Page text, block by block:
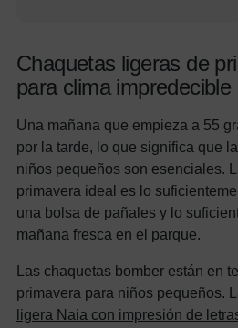
Chaquetas ligeras de
para clima impredecible
Una mañana que empieza a 55
por la tarde, lo que significa que
niños pequeños son esenciales.
primavera ideal es lo
una bolsa de pañales y lo
mañana fresca en el parque.
Las chaquetas bomber están en
primavera para niños pequeños.
ligera Naia con impresión de